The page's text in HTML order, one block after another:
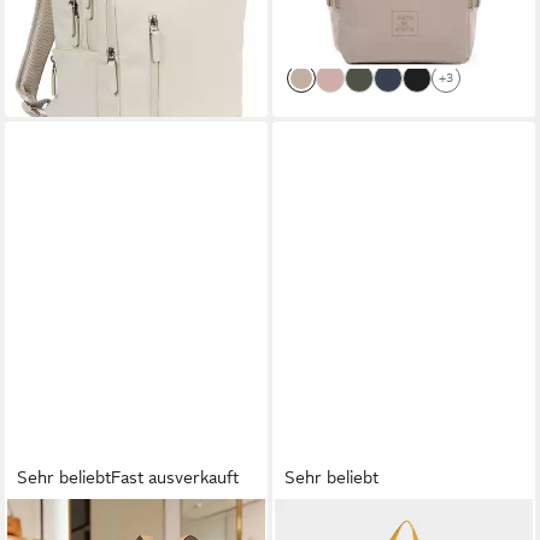
Daypack viele Fächer
lieferbar - in 2-3 Werktagen bei dir
+3
Sehr beliebtFast ausverkauft
OKWISH
Sehr beliebt
ADIDAS PERFORMANCE